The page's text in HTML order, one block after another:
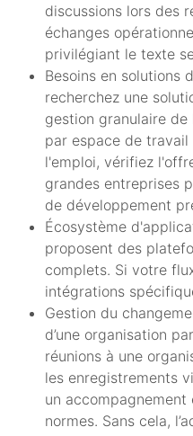
discussions lors des
échanges
privilégiant le texte
Besoins en solutions
recherchez une
gestion granulaire
par espace de travail
l'emploi, vérifiez
grandes entreprises
de développement
Écosystème
proposent des
complets. Si votre
intégrations
Gestion du
d’une organisation
réunions à une
les enregistrements
un
normes. Sans cela,